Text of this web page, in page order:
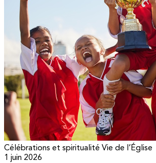
Célébrations et spiritualité Vie de l’Église
1 juin 2026